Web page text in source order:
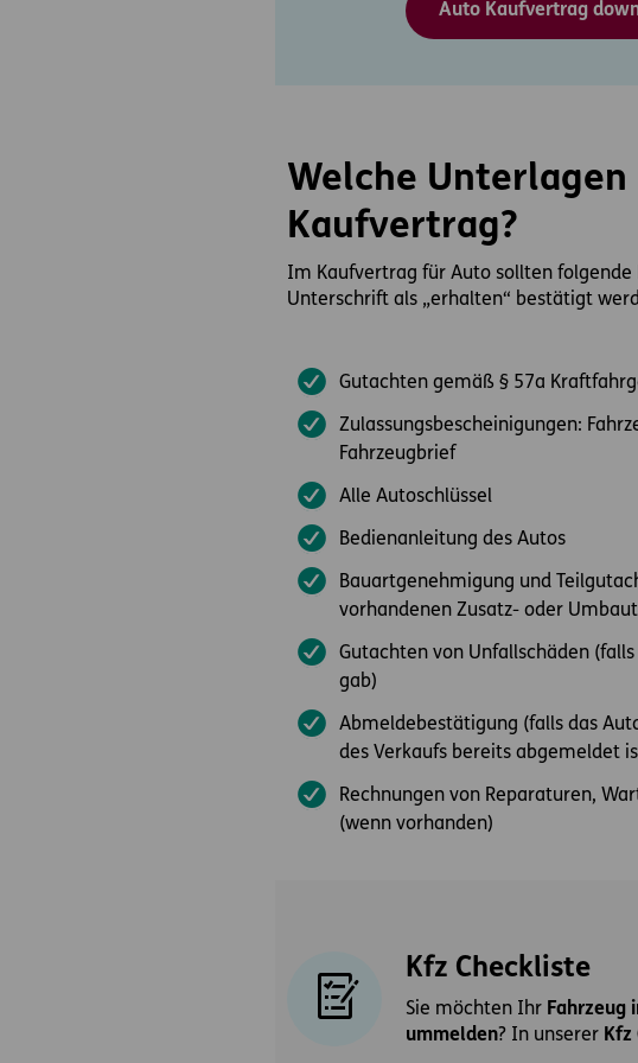
Auto Kaufvertrag
Welche
Kaufvertrag?
Im Kaufvertrag für Auto sollten
Unterschrift als „erhalten“ bestätigt
Gutachten gemäß § 57a
Zulassungsbescheinigungen:
Fahrzeugbrief
Alle Autoschlüssel
Bedienanleitung des Autos
Bauartgenehmigung und
vorhandenen Zusatz- oder
Gutachten von Unfallschäden
gab)
Abmeldebestätigung (falls das
des Verkaufs bereits abgemeldet
Rechnungen von Reparaturen,
(wenn vorhanden)
Kfz Checkliste
Sie möchten Ihr Fahrzeug
ummelden? In unserer Kfz